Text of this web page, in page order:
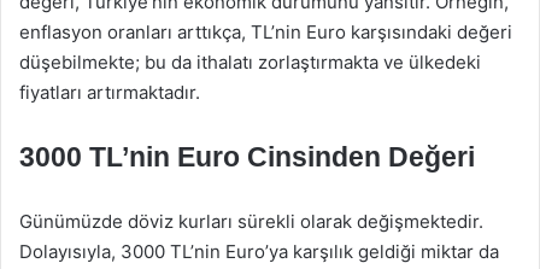
enflasyon oranları arttıkça, TL’nin Euro karşısındaki değeri
düşebilmekte; bu da ithalatı zorlaştırmakta ve ülkedeki
fiyatları artırmaktadır.
3000 TL’nin Euro Cinsinden Değeri
Günümüzde döviz kurları sürekli olarak değişmektedir.
Dolayısıyla, 3000 TL’nin Euro’ya karşılık geldiği miktar da